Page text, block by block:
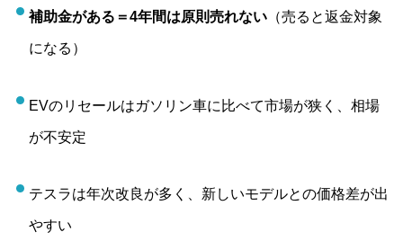
補助金がある＝4年間は原則売れない （売ると返金対象
になる）
EVのリセールはガソリン車に比べて市場が狭く、相場
が不安定
テスラは年次改良が多く、新しいモデルとの価格差が出
やすい